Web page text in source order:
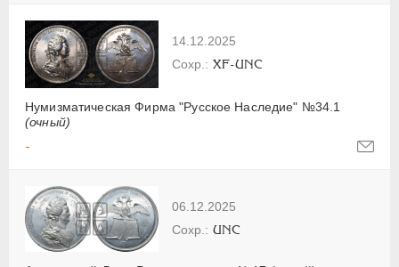
14.12.2025
Нумизматическая Фирма "Русское Наследие" №34.1
(очный)
XF-UNC
-
06.12.2025
UNC